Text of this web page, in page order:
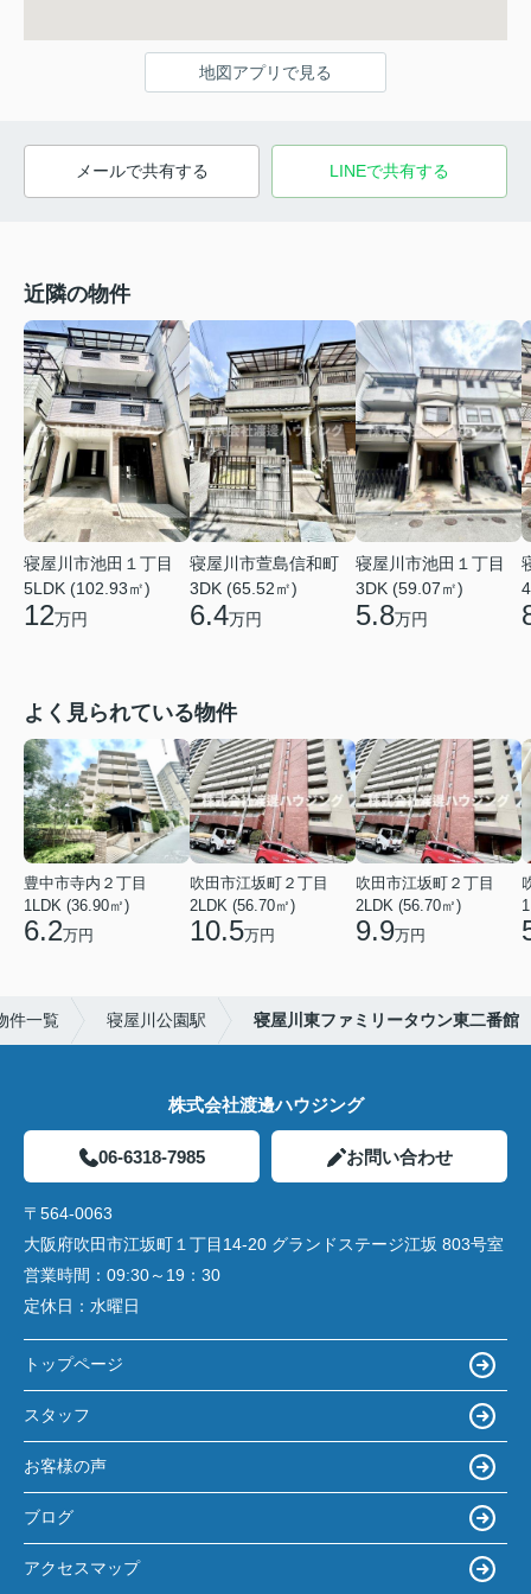
地図アプリで見る
メールで共有する LINEで共有する
近隣の物件
寝屋川市池田１丁目
5LDK (102.93㎡)
12万円
寝屋川市萱島信和町
3DK (65.52㎡)
6.4万円
寝屋川市池田１丁目
3DK (59.07㎡)
5.8万円
よく見られている物件
豊中市寺内２丁目
1LDK (36.90㎡)
6.2万円
吹田市江坂町２丁目
2LDK (56.70㎡)
10.5万円
吹田市江坂町２丁目
2LDK (56.70㎡)
9.9万円
件一覧 寝屋川公園駅 寝屋川東ファミリータウン東二番館
株式会社渡邊ハウジング
06-6318-7985 お問い合わせ
〒564-0063
大阪府吹田市江坂町１丁目14‐20 グランドステージ江坂 803号室
営業時間： 09:30～19：30
定休日： 水曜日
トップページ
スタッフ
お客様の声
ブログ
アクセスマップ